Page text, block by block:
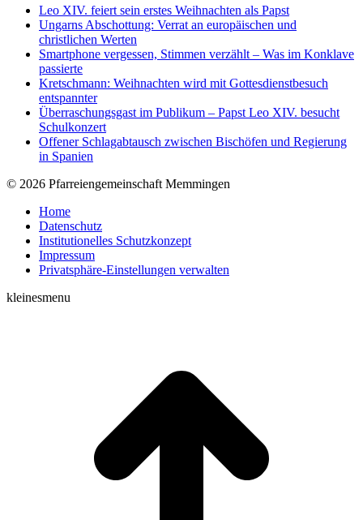
Leo XIV. feiert sein erstes Weihnachten als Papst
Ungarns Abschottung: Verrat an europäischen und
christlichen Werten
Smartphone vergessen, Stimmen verzählt – Was im Konklave
passierte
Kretschmann: Weihnachten wird mit Gottesdienstbesuch
entspannter
Überraschungsgast im Publikum – Papst Leo XIV. besucht
Schulkonzert
Offener Schlagabtausch zwischen Bischöfen und Regierung
in Spanien
© 2026 Pfarreiengemeinschaft Memmingen
Home
Datenschutz
Institutionelles Schutzkonzept
Impressum
Privatsphäre-Einstellungen verwalten
kleinesmenu